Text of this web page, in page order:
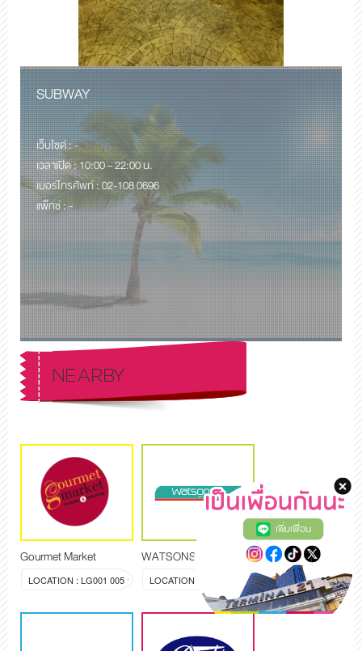
SUBWAY
เว็บไซด์ : -
เวลาเปิด : 10:00 – 22:00 น.
เบอร์โทรศัพท์ : 02-108 0696
แพ็กซ์ : -
NEARBY
Gourmet Market
LOCATION : LG001 005
WATSONS
LOCATION : LG006 007
เพิ่มเพื่อน